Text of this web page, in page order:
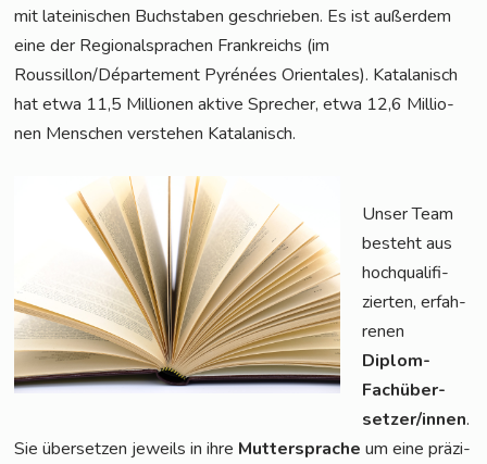
mit latei­ni­schen Buch­sta­ben geschrie­ben. Es ist außer­dem
eine der Regio­nal­spra­chen Frank­reichs (im
Roussillon/Département Pyré­nées Ori­en­ta­les). Kata­la­nisch
hat etwa 11,5 Mil­lio­nen akti­ve Spre­cher, etwa 12,6 Mil­lio­
nen Men­schen ver­ste­hen Katalanisch.
Unser Team
besteht aus
hoch­qua­li­fi­
zier­ten, erfah­
re­nen
Diplom-
Fach­über­
set­zer/in­nen.
Sie über­set­zen jeweils in ihre Mut­ter­spra­che um eine prä­zi­